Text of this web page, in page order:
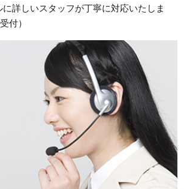
町溝口へ洗面蛇口の水漏れ修理のご
いしました。
町へトイレの水漏れ修理のご依頼を受
城町勝田へトイレの水漏れ修理ご依頼
川町へ台所蛇口故障の依頼を受けお伺
詳しいスタッフが丁寧に対応いたしま
付）